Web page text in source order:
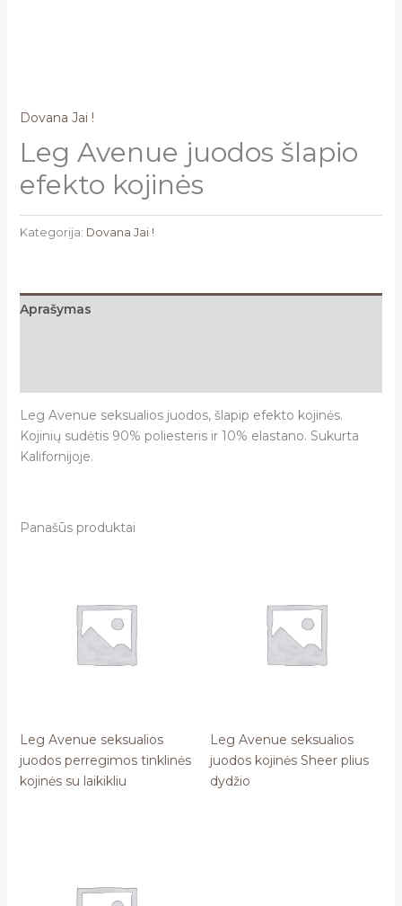
Dovana Jai !
Leg Avenue juodos šlapio
efekto kojinės
Kategorija: Dovana Jai !
Aprašymas
Leg Avenue seksualios juodos, šlapip efekto kojinės.
Kojinių sudėtis 90% poliesteris ir 10% elastano. Sukurta
Kalifornijoje.
Panašūs produktai
Leg Avenue seksualios
juodos perregimos tinklinės
kojinės su laikikliu
Leg Avenue seksualios
juodos kojinės Sheer plius
dydžio